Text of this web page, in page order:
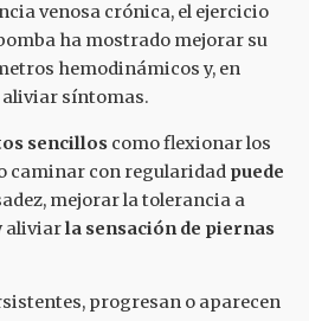
venosa crónica, el ejercicio
ha mostrado mejorar su
hemodinámicos y, en
aliviar síntomas.
sencillos como flexionar los
caminar con regularidad puede
mejorar la tolerancia a
aliviarla sensación de piernas
progresan o aparecen